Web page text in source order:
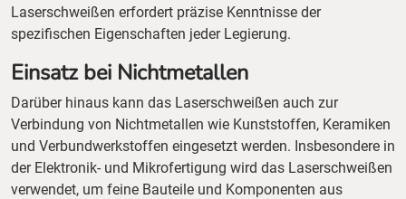
Laserschweißen erfordert präzise Kenntnisse der
spezifischen Eigenschaften jeder Legierung.
Einsatz bei Nichtmetallen
Darüber hinaus kann das Laserschweißen auch zur
Verbindung von Nichtmetallen wie Kunststoffen, Keramiken
und Verbundwerkstoffen eingesetzt werden. Insbesondere in
der Elektronik- und Mikrofertigung wird das Laserschweißen
verwendet, um feine Bauteile und Komponenten aus